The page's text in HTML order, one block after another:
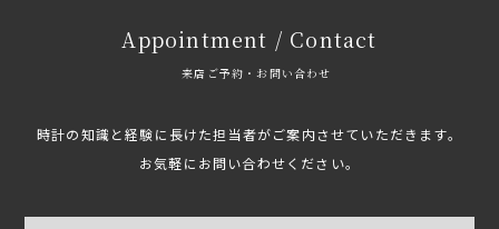
Appointment / Contact
来店ご予約・お問い合わせ
時計の知識と経験に長けた担当者がご案内させていただきます。
お気軽にお問い合わせください。